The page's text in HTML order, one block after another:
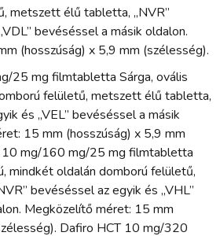
metszett élű tabletta, „NVR”
bevéséssel a másik oldalon.
(hosszúság) x 5,9 mm (szélesség).
25 mg filmtabletta Sárga, ovális
felületű, metszett élű tabletta,
és „VEL” bevéséssel a másik
15 mm (hosszúság) x 5,9 mm
10 mg/160 mg/25 mg filmtabletta
mindkét oldalán domború felületű,
bevéséssel az egyik és „VHL”
Megközelítő méret: 15 mm
Dafiro HCT 10 mg/320